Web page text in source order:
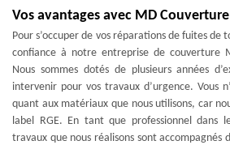
Vos avantages avec MD
Pour s’occuper de vos réparations de fuites de
confiance à notre entreprise de couverture
Nous sommes dotés de plusieurs années
intervenir pour vos travaux d’urgence. Vous
quant aux matériaux que nous utilisons, car
label RGE. En tant que professionnel dans
travaux que nous réalisons sont accompagnés